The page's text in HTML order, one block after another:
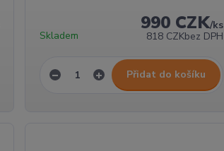
990 CZK/ks
818 CZKbez DPH
Skladem
Přidat do košíku